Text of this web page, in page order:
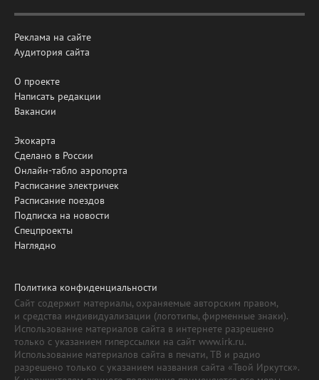
Реклама на сайте
Аудитория сайта
О проекте
Написать редакции
Вакансии
Экокарта
Сделано в России
Онлайн-табло аэропорта
Расписание электричек
Расписание поездов
Подписка на новости
Спецпроекты
Наглядно
Политика конфиденциальности
Сайт содержит материалы, охраняемые авторским правом,
и средства индивидуализации (логотипы, фирменные знаки).
Использование материалов сайта в интернете разрешено
только с указанием гиперссылки на сайт www.irk.ru.
Использование материалов сайта в печати, ТВ и радио
разрешено только с указанием названия сайта «Твой Иркутск».